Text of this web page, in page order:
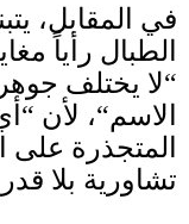
في المقابل،
الطبال رأياً
“لا يختلف
الاسم“، لأن “
المتجذرة
تشاورية بلا